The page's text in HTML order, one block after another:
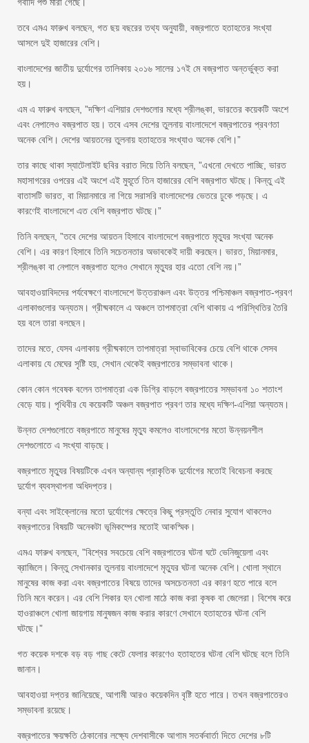
তবে এমএ ফারুখ বলছেন, গত ছয় বছরের তথ্য অনুযায়ী, বজ্রপাতে হতাহতের সংখ্যা
আসলে দুই হাজারের বেশি।
বাংলাদেশের জাতীয় দুর্যোগের তালিকায় ২০১৬ সালের ১৭ই মে বজ্রপাত অন্তর্ভুক্ত করা
হয়।
এম এ ফারুখ বলছেন, ”দক্ষিণ এশিয়ার দেশগুলোর মধ্যে শ্রীলঙ্কা, ভারতের কয়েকটি অংশে
এবং নেপালেও বজ্রপাত হয়। তবে এসব দেশের তুলনায় বাংলাদেশে বজ্রপাতের প্রবণতা
অনেক বেশি। দেশের আয়তনের তুলনায় হতাহতের সংখ্যাও অনেক বেশি।”
তার কাছে থাকা স্যাটেলাইট ছবির বরাত দিয়ে তিনি বলছেন, ”এখনো দেখতে পাচ্ছি, ভারত
মহাসাগরের ওপরের এই অংশে এই মুহূর্তে তিন হাজারের বেশি বজ্রপাত ঘটছে। কিন্তু এই
বাতাসটি ভারত, বা মিয়ানমারে না গিয়ে সরাসরি বাংলাদেশের ভেতরে ঢুকে পড়ছে। এ
কারণেই বাংলাদেশে এত বেশি বজ্রপাত ঘটছে।”
তিনি বলছেন, ”তবে দেশের আয়তন হিসাবে বাংলাদেশে বজ্রপাতে মৃত্যুর সংখ্যা অনেক
বেশি। এর কারণ হিসাবে তিনি সচেতনতার অভাবকেই দায়ী করছেন। ভারত, মিয়ানমার,
শ্রীলঙ্কা বা নেপালে বজ্রপাত হলেও সেখানে মৃত্যুর হার এতো বেশি নয়।”
আবহাওয়াবিদদের পর্যবেক্ষণে বাংলাদেশে উত্তরাঞ্চল এবং উত্তর পশ্চিমাঞ্চল বজ্রপাত-প্রবণ
এলাকাগুলোর অন্যতম। গ্রীষ্মকালে এ অঞ্চলে তাপমাত্রা বেশি থাকায় এ পরিস্থিতির তৈরি
হয় বলে তারা বলছেন।
তাদের মতে, যেসব এলাকায় গ্রীষ্মকালে তাপমাত্রা স্বাভাবিকের চেয়ে বেশি থাকে সেসব
এলাকায় যে মেঘের সৃষ্টি হয়, সেখান থেকেই বজ্রপাতের সম্ভাবনা থাকে।
কোন কোন গবেষক বলেন তাপমাত্রা এক ডিগ্রি বাড়লে বজ্রপাতের সম্ভাবনা ১০ শতাংশ
বেড়ে যায়। পৃথিবীর যে কয়েকটি অঞ্চল বজ্রপাত প্রবণ তার মধ্যে দক্ষিণ-এশিয়া অন্যতম।
উন্নত দেশগুলোতে বজ্রপাতে মানুষের মৃত্যু কমলেও বাংলাদেশের মতো উন্নয়নশীল
দেশগুলোতে এ সংখ্যা বাড়ছে।
বজ্রপাতে মৃত্যুর বিষয়টিকে এখন অন্যান্য প্রাকৃতিক দুর্যোগের মতোই বিবেচনা করছে
দুর্যোগ ব্যবস্থাপনা অধিদপ্তর।
বন্যা এবং সাইক্লোনের মতো দুর্যোগের ক্ষেত্রে কিছু প্রস্তুতি নেবার সুযোগ থাকলেও
বজ্রপাতের বিষয়টি অনেকটা ভূমিকম্পের মতোই আকস্মিক।
এমএ ফারুখ বলছেন, ”বিশ্বের সবচেয়ে বেশি বজ্রপাতের ঘটনা ঘটে ভেনিজুয়েলা এবং
ব্রাজিলে। কিন্তু সেখানকার তুলনায় বাংলাদেশে মৃত্যুর ঘটনা অনেক বেশি। খোলা স্থানে
মানুষের কাজ করা এবং বজ্রপাতের বিষয়ে তাদের অসচেতনতা এর কারণ হতে পারে বলে
তিনি মনে করেন। এর বেশি শিকার হন খোলা মাঠে কাজ করা কৃষক বা জেলেরা। বিশেষ করে
হাওরাঞ্চলে খোলা জায়গায় মানুষজন কাজ করার কারণে সেখানে হতাহতের ঘটনা বেশি
ঘটছে।”
গত কয়েক দশকে বড় বড় গাছ কেটে ফেলার কারণেও হতাহতের ঘটনা বেশি ঘটছে বলে তিনি
জানান।
আবহাওয়া দপ্তর জানিয়েছে, আগামী আরও কয়েকদিন বৃষ্টি হতে পারে। তখন বজ্রপাতেরও
সম্ভাবনা রয়েছে।
বজ্রপাতের ক্ষয়ক্ষতি ঠেকানোর লক্ষ্যে দেশবাসীকে আগাম সতর্কবার্তা দিতে দেশের ৮টি